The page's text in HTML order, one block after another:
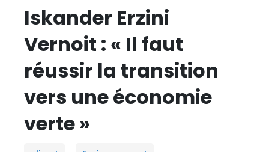
ÉCHOS DURABLES
ESPACE MÉDIAS
REVUE CONJONCTURE
Iskander Erzini
Vernoit : « Il faut
réussir la transition
vers une économie
verte »